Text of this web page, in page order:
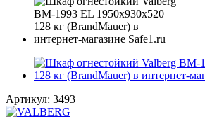
Артикул: 3493